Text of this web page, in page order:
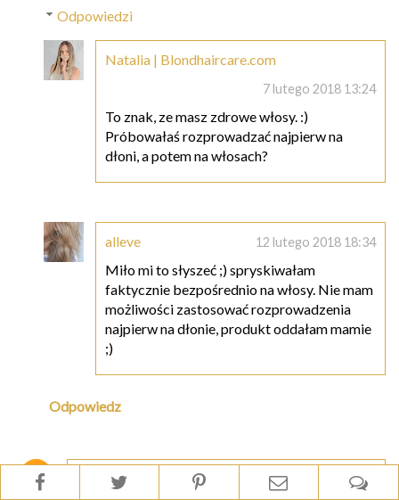
Odpowiedzi
Natalia | Blondhaircare.com
7 lutego 2018 13:24
To znak, ze masz zdrowe włosy. :)
Próbowałaś rozprowadzać najpierw na
dłoni, a potem na włosach?
alleve 12 lutego 2018 18:34
Miło mi to słyszeć ;) spryskiwałam
faktycznie bezpośrednio na włosy. Nie mam
możliwości zastosować rozprowadzenia
najpierw na dłonie, produkt oddałam mamie
;)
Odpowiedz
Gosia 7 lutego 2018 14:50